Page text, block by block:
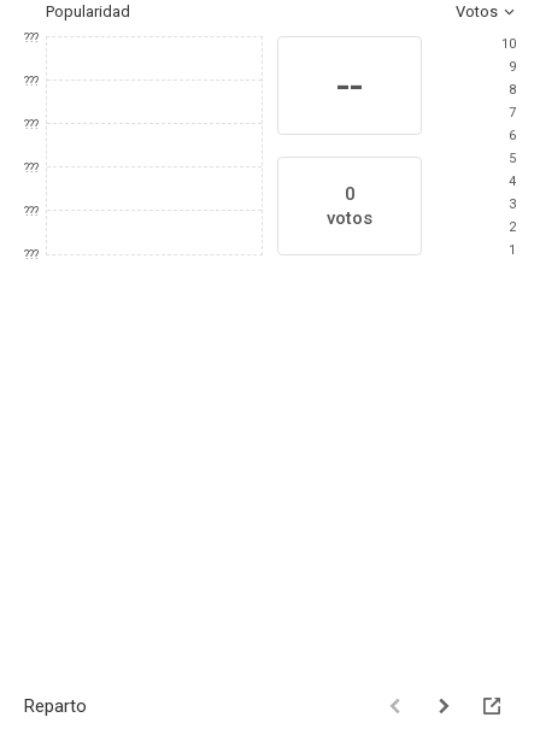
Popularidad Votos
???
???
???
???
???
???
--
0
votos
10
9
8
7
6
5
4
3
2
1
Reparto